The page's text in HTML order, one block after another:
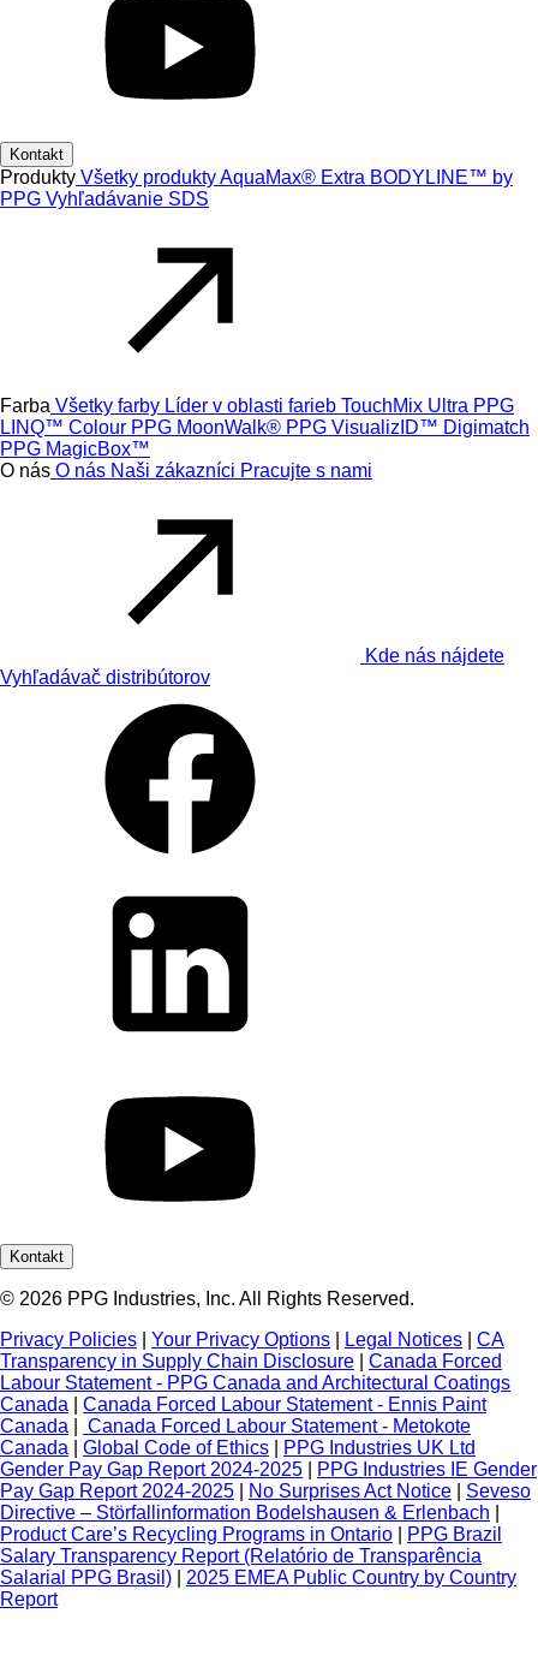
Kontakt
Produkty Všetky produktyAquaMax® Extra BODYLINE™ by
PPG Vyhľadávanie SDS
Farba Všetky farby Líder v oblasti farieb TouchMix Ultra PPG
LINQ™ Colour PPG MoonWalk® PPG VisualizID™ Digimatch
PPG MagicBox™
O nás O nás Naši zákazníci Pracujte s nami
Kde nás nájdete
Vyhľadávač distribútorov
Kontakt
© 2026 PPG Industries, Inc. All Rights Reserved.
Privacy Policies
Your Privacy Options Legal Notices
CA
Transparency in Supply Chain Disclosure
Canada Forced
Labour Statement - PPG Canada and Architectural Coatings
Canada
Canada Forced Labour Statement - Ennis Paint
Canada
Canada Forced Labour Statement - Metokote
Canada
Global Code of Ethics
PPG Industries UK Ltd
Gender Pay Gap Report 2024-2025
PPG Industries IE Gender
Pay Gap Report 2024-2025
No Surprises Act Notice
Seveso
Directive – Störfallinformation Bodelshausen & Erlenbach
Product Care’s Recycling Programs in Ontario
PPG Brazil
Salary Transparency Report (Relatório de Transparência
Salarial PPG Brasil)
2025 EMEA Public Country by Country
Report